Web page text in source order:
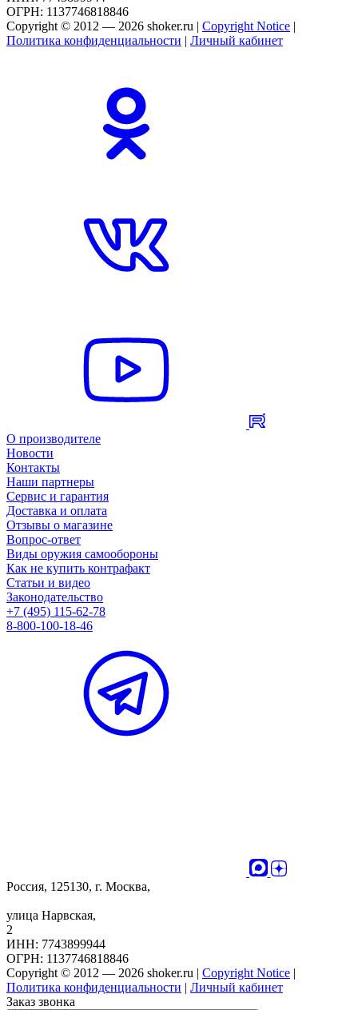
ОГРН: 1137746818846
Copyright © 2012 — 2026 shoker.ru | Copyright Notice |
Политика конфиденциальности | Личный кабинет
О производителе
Новости
Контакты
Наши партнеры
Сервис и гарантия
Доставка и оплата
Отзывы о магазине
Вопрос-ответ
Виды оружия самообороны
Как не купить контрафакт
Статьи и видео
Законодательство
+7 (495) 115-62-78
8-800-100-18-46
Россия, 125130, г. Москва,
улица Нарвская,
2
ИНН: 7743899944
ОГРН: 1137746818846
Copyright © 2012 — 2026 shoker.ru | Copyright Notice |
Политика конфиденциальности | Личный кабинет
Заказ звонка